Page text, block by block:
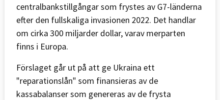
centralbankstillgångar som frystes av G7-länderna
efter den fullskaliga invasionen 2022. Det handlar
om cirka 300 miljarder dollar, varav merparten
finns i Europa.
Förslaget går ut på att ge Ukraina ett
"reparationslån" som finansieras av de
kassabalanser som genereras av de frysta